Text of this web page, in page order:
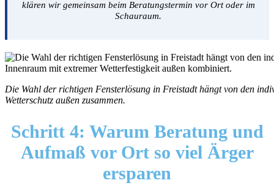
klären wir gemeinsam beim Beratungstermin vor Ort oder im
Schauraum.
Die Wahl der richtigen Fensterlösung in Freistadt hängt von den
Wetterschutz außen zusammen.
Schritt 4: Warum Beratung und
Aufmaß vor Ort so viel Ärger
ersparen